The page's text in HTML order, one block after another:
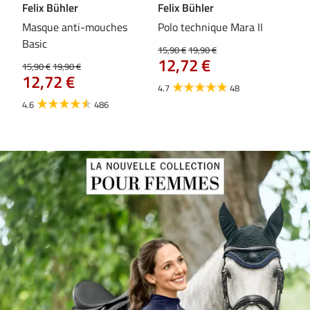
Felix Bühler
Masque anti-mouches
Basic
15,90 €19,90 €
12,72 €
4.6 486
Felix Bühler
Polo technique Mara II
15,90 €19,90 €
12,72 €
4.7 48